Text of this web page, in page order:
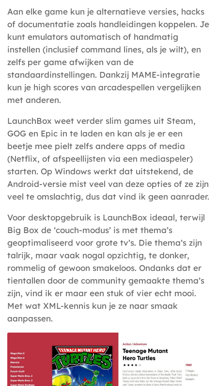
Aan elke game kun je alternatieve versies, hacks
of documentatie zoals handleidingen koppelen. Je
kunt emulators automatisch of handmatig
instellen (inclusief command lines, als je wilt), en
zelfs per game afwijken van de
standaardinstellingen. Dankzij MAME-integratie
kun je high scores van arcadespellen vergelijken
met anderen.
LaunchBox weet verder slim games uit Steam,
GOG en Epic in te laden en kan als je er een
beetje mee pielt zelfs andere apps of media
(Netflix, of afspeellijsten via een mediaspeler)
starten. Op Windows werkt dat uitstekend, de
Android-versie mist veel van deze opties of ze zijn
veel te omslachtig, dus dat vind ik geen aanrader.
Voor desktopgebruik is LaunchBox ideaal, terwijl
Big Box de ‘couch-modus’ is met thema’s
geoptimaliseerd voor grote tv’s. Die thema’s zijn
talrijk, maar vaak nogal opzichtig, te donker,
rommelig of gewoon smakeloos. Ondanks dat er
tientallen door de community gemaakte thema’s
zijn, vind ik er maar een stuk of vier echt mooi.
Met wat XML-kennis kun je ze naar smaak
aanpassen.